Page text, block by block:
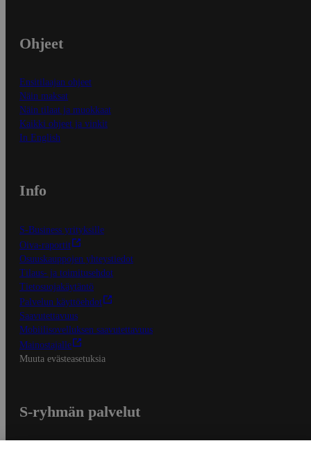
Ohjeet
Ensitilaajan ohjeet
Näin maksat
Näin tilaat ja muokkaat
Kaikki ohjeet ja vinkit
In English
Info
S-Business yrityksille
Oiva-raportit
Osuuskauppojen yhteystiedot
Tilaus- ja toimitusehdot
Tietosuojakäytäntö
Palvelun käyttöehdot
Saavutettavuus
Mobiilisovelluksen saavutettavuus
Mainostajalle
Muuta evästeasetuksia
S-ryhmän palvelut